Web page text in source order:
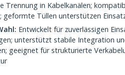
Trennung in Kabelkanälen;
geformte Tüllen unterstützen
Entwickelt für zuverlässigen
unterstützt stabile Integration
geeignet für strukturierte